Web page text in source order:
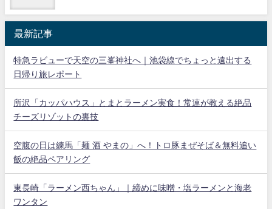
最新記事
特急ラビューで天空の三峯神社へ｜池袋線でちょっと遠出する
日帰り旅レポート
所沢「カッパハウス」とまとラーメン実食！常連が教える絶品
チーズリゾットの裏技
空腹の日は練馬「麺 酒 やまの」へ！トロ豚まぜそば＆無料追い
飯の絶品ペアリング
東長崎「ラーメン西ちゃん」｜締めに味噌・塩ラーメンと海老
ワンタン